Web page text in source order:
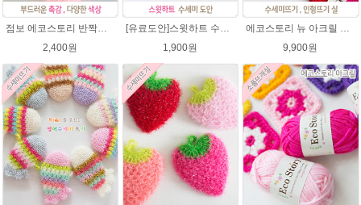
점보 에코스토리 반짝이 80g 대용량 수세미뜨기 뜨개실 친환경소품 뜨개질실//웰빙수세미실/반짝이수세미실/반짝이뜨개실/ 수세미실/대용량수세미/빤짝이실
2,400원
[유료도안]스윗하트 수세미뜨기 도안(수세미실은 옵션에서 추가구매 가능)예쁜수세미뜨기/빤짝이 수세미실/웰빙수세미실/고급수세미실/하트뜨기 반짝이수세미 하트수세미
1,900원
에코스토리 뉴 아크릴 21색상(전색상) 1세트 / 수세미실 인형제작 뜨개실 친환경소품 뜨개질실 아크릴수세미실
9,900원